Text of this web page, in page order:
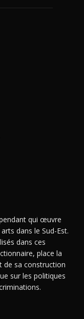
qui œuvre
dans le Sud-Est.
dans ces
place la
de sa construction
sur les politiques